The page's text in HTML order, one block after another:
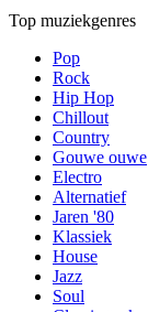
Top muziekgenres
Pop
Rock
Hip Hop
Chillout
Country
Gouwe ouwe
Electro
Alternatief
Jaren '80
Klassiek
House
Jazz
Soul